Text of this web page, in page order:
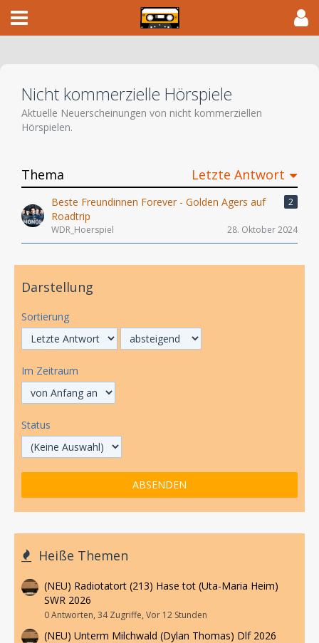
Nicht kommerzielle Hörspiele
Aktuelle Neuerscheinungen von nicht kommerziellen
Hörspielen.
Thema Letzte Antwort
Beste Freundinnen Forever - Golden Agers auf
Roadtrip
2
WDR_Hoerspiel 28. Oktober 2024
Darstellung
Sortierung
Im Zeitraum
Status
Heiße Themen
(NEU) Radiotatort (213) Hase tot (Uta-Maria Heim)
SWR 2026
0 Antworten, 34 Zugriffe, Vor 12 Stunden
(NEU) Unterm Milchwald (Dylan Thomas) Dlf 2026